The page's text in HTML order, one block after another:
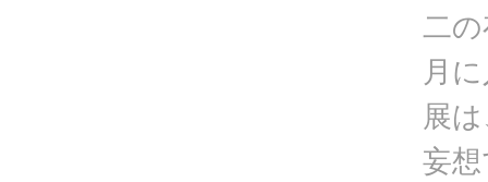
二
月
展
妄